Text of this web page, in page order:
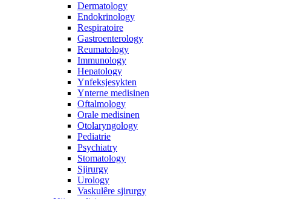
Dermatology
Endokrinology
Respiratoire
Gastroenterology
Reumatology
Immunology
Hepatology
Ynfeksjesykten
Ynterne medisinen
Oftalmology
Orale medisinen
Otolaryngology
Pediatrie
Psychiatry
Stomatology
Sjirurgy
Urology
Vaskulêre sjirurgy